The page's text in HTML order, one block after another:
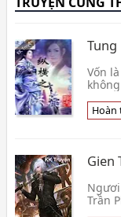
Tung
Vốn
chưa
Hoàn
Gien
Trần